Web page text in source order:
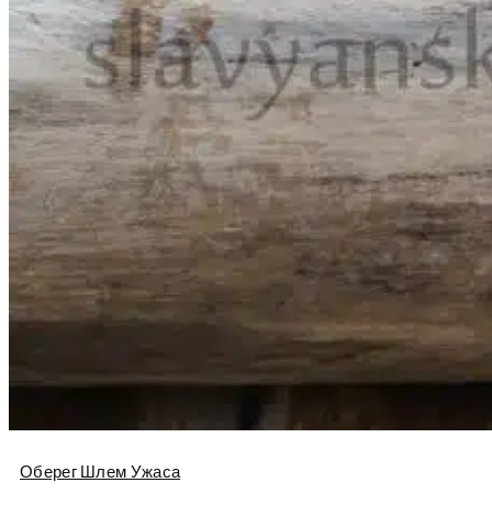
Оберег Шлем Ужаса